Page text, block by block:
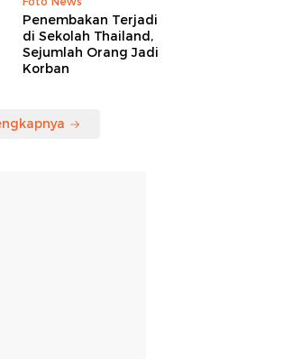
Penembakan Terjadi
di Sekolah Thailand,
Sejumlah Orang Jadi
Korban